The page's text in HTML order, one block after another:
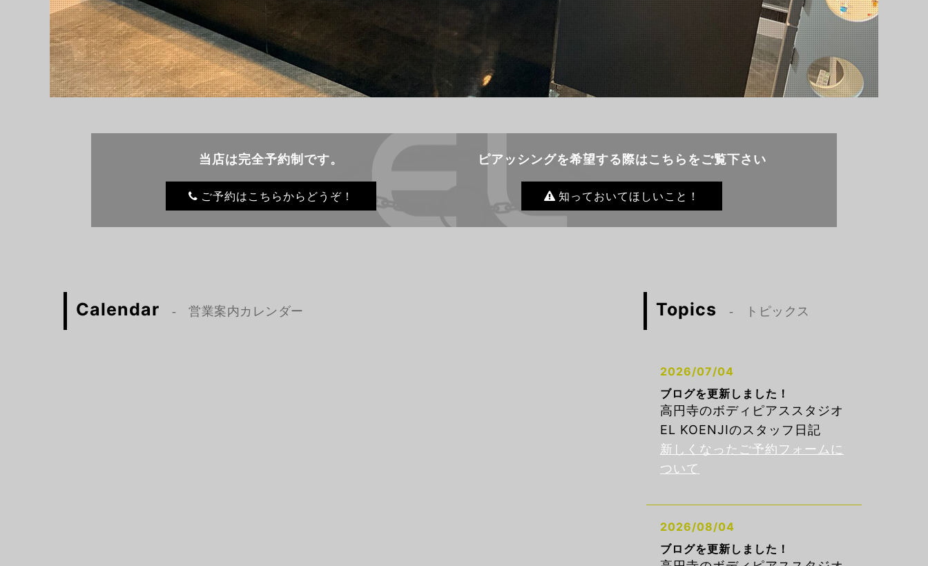
当店は完全予約制です。
ご予約はこちらからどうぞ！
ピアッシングを希望する際はこちらをご覧下さい
知っておいてほしいこと！
Calendar 営業案内カレンダー Topics トピックス
2026/07/04
ブログを更新しました！
高円寺のボディピアススタジオ
EL KOENJIのスタッフ日記
新しくなったご予約フォームに
ついて
2026/08/04
ブログを更新しました！